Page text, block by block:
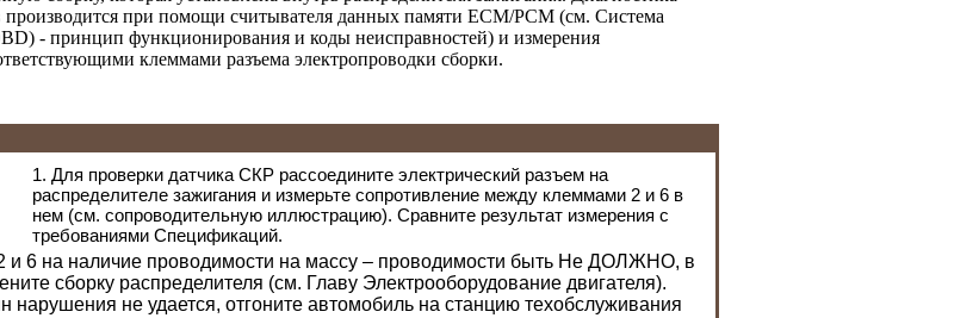
производится при помощи считывателя данных памяти ЕСМ/РСМ (см. Система
- принцип функционирования и коды неисправностей) и измерения
клеммами разъема электропроводки сборки.
1. Для проверки датчика СКР рассоедините электрический разъем на
распределителе зажигания и измерьте сопротивление между клеммами 2 и 6 в
нем (см. сопроводительную иллюстрацию). Сравните результат измерения с
требованиями Спецификаций.
и 6 на наличие проводимости на массу – проводимости быть Не ДОЛЖНО, в
сборку распределителя (см. Главу Электрооборудование двигателя).
нарушения не удается, отгоните автомобиль на станцию техобслуживания